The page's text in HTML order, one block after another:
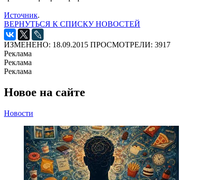
Источник.
ВЕРНУТЬСЯ К СПИСКУ НОВОСТЕЙ
ИЗМЕНЕНО: 18.09.2015 ПРОСМОТРЕЛИ: 3917
Реклама
Реклама
Реклама
Новое на сайте
Новости